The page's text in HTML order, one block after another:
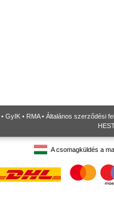
• GyIK • RMA• Általános szerződési
A csomagküldés a